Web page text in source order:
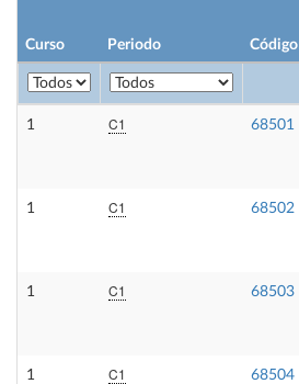
Curso Periodo Código
1 C1 68501
1 C1 68502
1 C1 68503
1 C1 68504